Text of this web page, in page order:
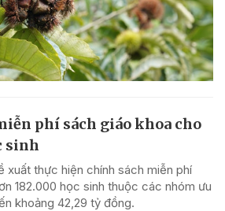
phí sách giáo khoa cho
sinh
xuất thực hiện chính sách miễn phí
182.000 học sinh thuộc các nhóm ưu
khoảng 42,29 tỷ đồng.